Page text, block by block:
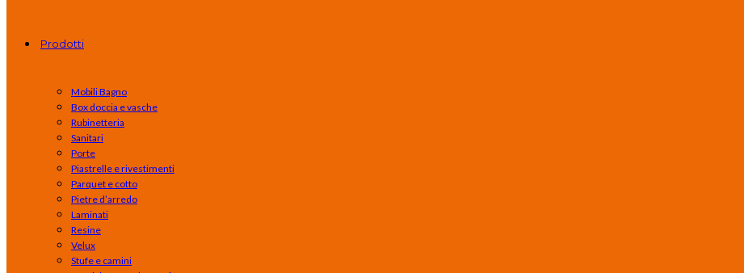
Prodotti
Mobili Bagno
Box doccia e vasche
Rubinetteria
Sanitari
Porte
Piastrelle e rivestimenti
Parquet e cotto
Pietre d’arredo
Laminati
Resine
Velux
Stufe e camini